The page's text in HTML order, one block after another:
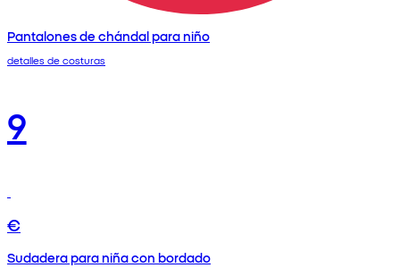
Pantalones de chándal para niño
detalles de costuras
9
€
Sudadera para niña con bordado